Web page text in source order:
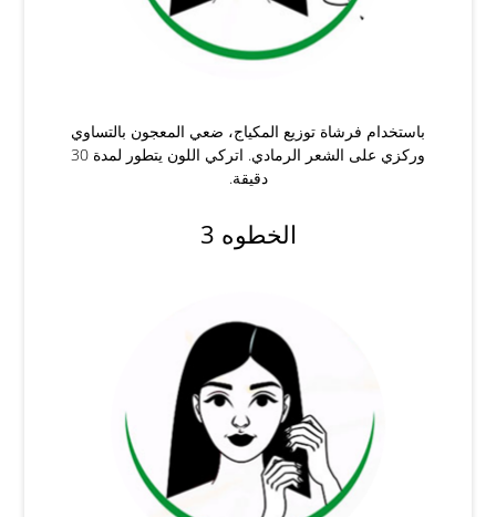
باستخدام فرشاة توزيع المكياج، ضعي المعجون بالتساوي
وركزي على الشعر الرمادي. اتركي اللون يتطور لمدة 30
دقيقة.
الخطوه 3